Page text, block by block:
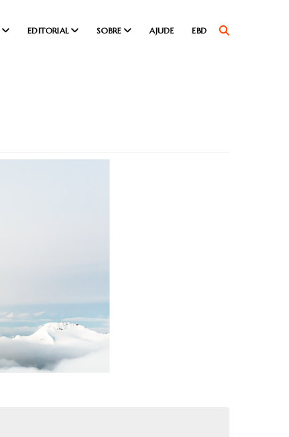
EDITORIAL SOBRE AJUDE EBD